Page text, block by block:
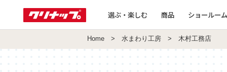
選ぶ・楽しむ 商品 ショールー
Home > 水まわり工房 > 木村工務店